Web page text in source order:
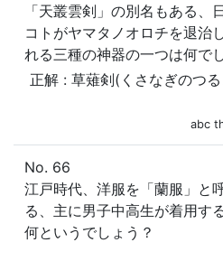
「天叢雲剣」の別名もある、
コトがヤマタノオロチを退治
れる三種の神器の一つは何で
正解 : 草薙剣(くさなぎのつ
abc
No. 66
江戸時代、洋服を「蘭服」と
る、主に男子中高生が着用す
何というでしょう？